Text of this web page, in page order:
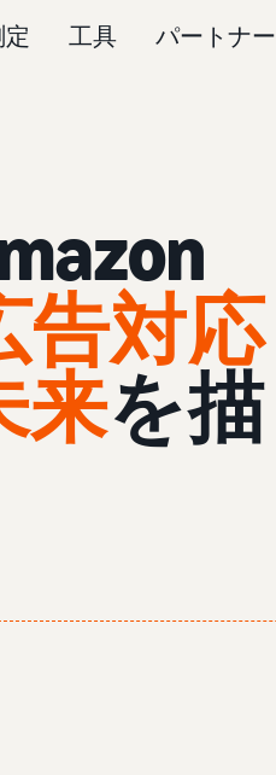
工具 パートナー
告対応
来を描